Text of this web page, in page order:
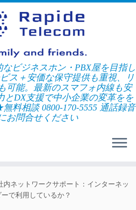
ビジネスホン・PBX屋を目指し
ス＋安価な保守提供も重視、リ
可能。最新のスマフォ内線も安
とDX支援で中小企業の変革をを
相談 0800-170-5555 通話録音
お問合せください
内ネットワークサポート：インターネッ
で利用しているか？